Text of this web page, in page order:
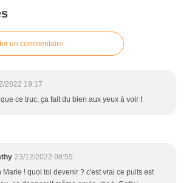
un commentaire
2022 19:17
ce truc, ça fait du bien aux yeux à voir !
23/12/2022 08:55
Marie ! quoi toi devenir ? c'est vrai ce puits est